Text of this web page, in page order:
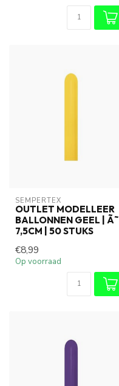
SEMPERTEX
OUTLET MODELLEER
BALLONNEN GEEL | Ã˜
7,5CM | 50 STUKS
€8,99
Op voorraad